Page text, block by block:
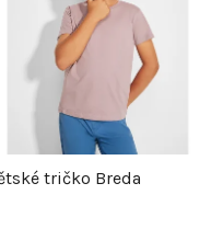
tričko Breda